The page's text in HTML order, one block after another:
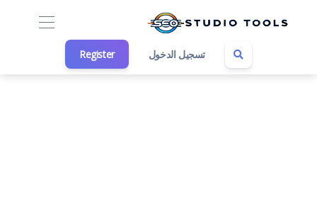
تسجيل الدخول Register